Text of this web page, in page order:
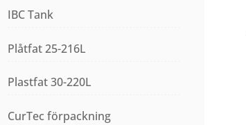
IBC Tank
Plåtfat 25-216L
Plastfat 30-220L
CurTec förpackning